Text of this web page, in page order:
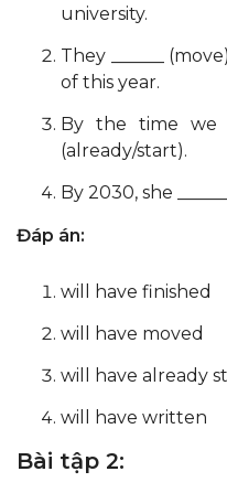
university.
They ______
of this year.
By the time we
(already/start).
By 2030, she
Đáp án:
will have finished
will have moved
will have already
will have written
Bài tập 2: